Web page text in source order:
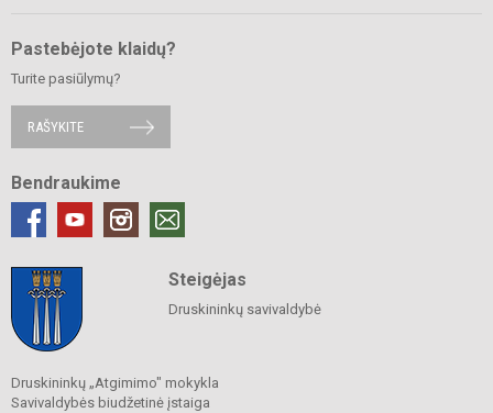
Pastebėjote klaidų?
Turite pasiūlymų?
RAŠYKITE
Bendraukime
Steigėjas
Druskininkų savivaldybė
Druskininkų „Atgimimo" mokykla
Savivaldybės biudžetinė įstaiga